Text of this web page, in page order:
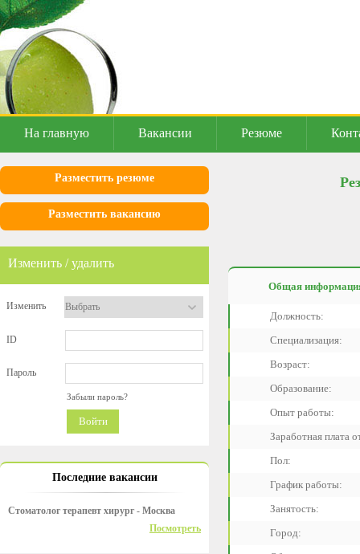
На главную Вакансии Резюме
Разместить резюме
Разместить вакансию
Изменить / удалить
Изменить
ID
Пароль
Забыли пароль?
Войти
Последние вакансии
Стоматолог терапевт хирург - Москва
Посмотреть
Общая
Должность:
Специализация:
Возраст:
Образование:
Опыт работы:
Заработная плата
Пол:
График работы:
Занятость:
Город: